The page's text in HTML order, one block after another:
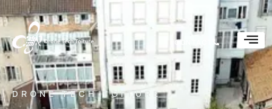
CONTACT
DRONE TECH TOITURE